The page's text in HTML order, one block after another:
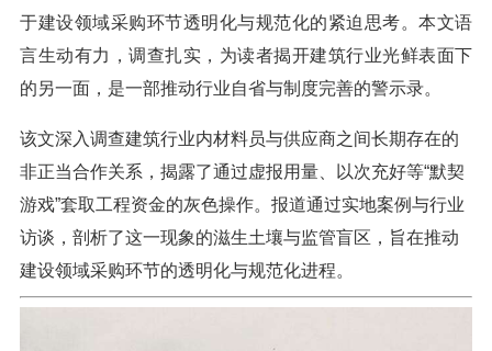
于建设领域采购环节透明化与规范化的紧迫思考。本文语
言生动有力，调查扎实，为读者揭开建筑行业光鲜表面下
的另一面，是一部推动行业自省与制度完善的警示录。
该文深入调查建筑行业内材料员与供应商之间长期存在的
非正当合作关系，揭露了通过虚报用量、以次充好等“默契
游戏”套取工程资金的灰色操作。报道通过实地案例与行业
访谈，剖析了这一现象的滋生土壤与监管盲区，旨在推动
建设领域采购环节的透明化与规范化进程。